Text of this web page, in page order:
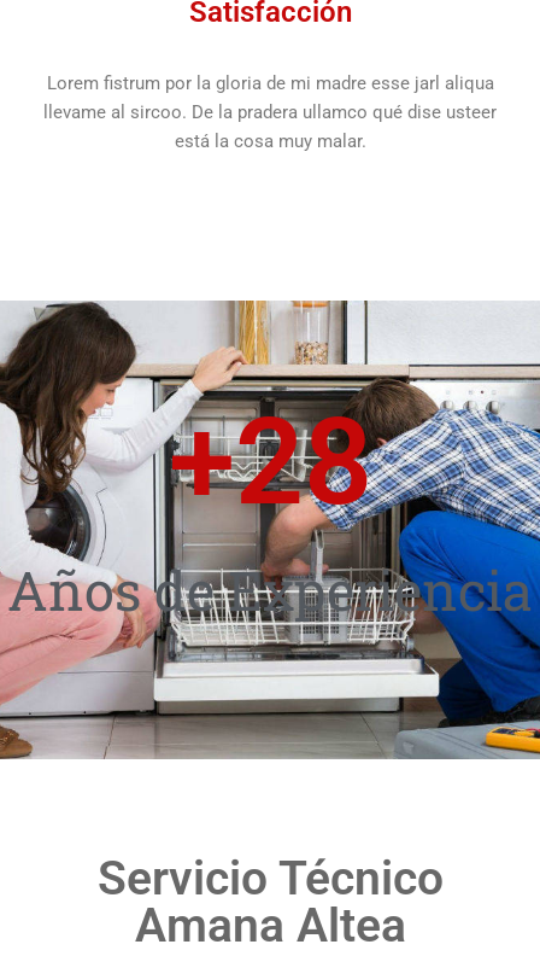
Satisfacción
Lorem fistrum por la gloria de mi madre esse jarl aliqua
llevame al sircoo. De la pradera ullamco qué dise usteer
está la cosa muy malar.
Años de Experiencia
+28
Servicio Técnico
Amana Altea